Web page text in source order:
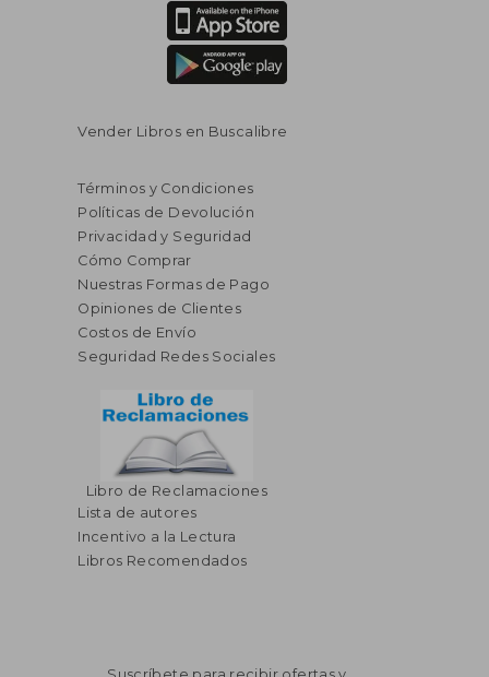
45%
dcto.
$ 29.48
Vender Libros en Buscalibre
Términos y Condiciones
Políticas de Devolución
Privacidad y Seguridad
Cómo Comprar
Nuestras Formas de Pago
Opiniones de Clientes
Costos de Envío
Seguridad Redes Sociales
Libro de Reclamaciones
Lista de autores
Incentivo a la Lectura
Libros Recomendados